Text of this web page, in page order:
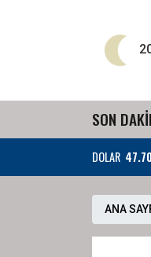
SON
DOLAR
ANA